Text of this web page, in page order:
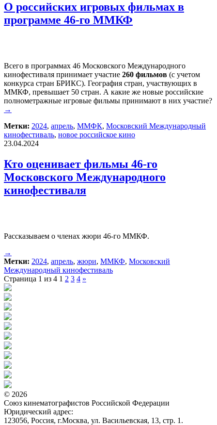
О российских игровых фильмах в
программе 46-го ММКФ
Всего в программах 46 Московского Международного
кинофестиваля принимает участие 260 фильмов (с учетом
конкурса стран БРИКС). География стран, участвующих в
ММКФ, превышает 50 стран. А какие же новые российские
полнометражные игровые фильмы принимают в них участие?
→
Метки: 2024, апрель, ММФК, Московский Международный
кинофестиваль, новое российское кино
23.04.2024
Кто оценивает фильмы 46-го
Московского Международного
кинофестиваля
Рассказываем о членах жюри 46-го ММКФ.
→
Метки: 2024, апрель, жюри, ММКФ, Московский
Международный кинофестиваль
Страница 1 из 4 1 2 3 4 »
© 2026
Союз кинематографистов Российской Федерации
Юридический адрес:
123056, Россия, г.Москва, ул. Васильевская, 13, стр. 1.